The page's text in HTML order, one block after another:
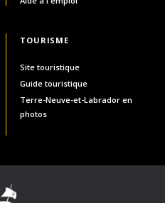
TOURISME
Site touristique
Guide touristique
Terre-Neuve-et-Labrador en
photos